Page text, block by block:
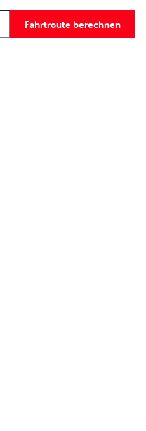
Fahrtroute berechnen